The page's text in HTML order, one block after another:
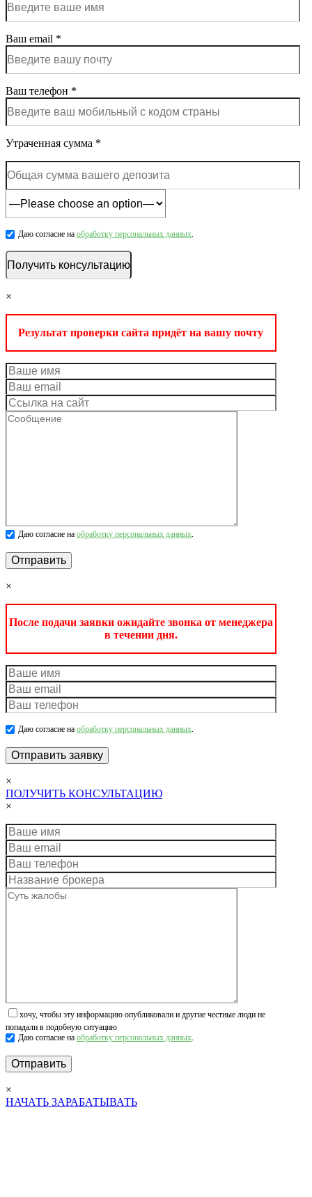
Ваш email *
Ваш телефон *
Утраченная сумма *
Даю согласие на обработку персональных данных.
×
Результат проверки сайта придёт на вашу почту
Даю согласие на обработку персональных данных.
×
После подачи заявки ожидайте звонка от менеджера
в течении дня.
Даю согласие на обработку персональных данных.
×
ПОЛУЧИТЬ КОНСУЛЬТАЦИЮ
×
хочу, чтобы эту информацию опубликовали и другие честные люди не
попадали в подобную ситуацию
Даю согласие на обработку персональных данных.
×
НАЧАТЬ ЗАРАБАТЫВАТЬ